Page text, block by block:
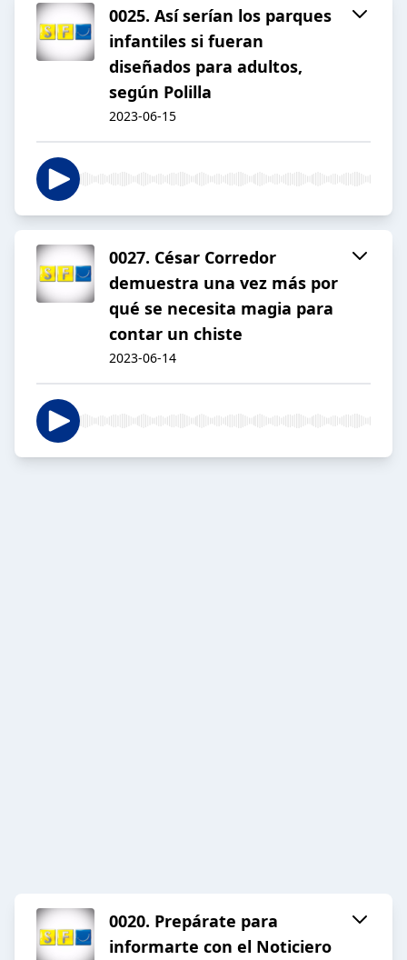
0025. Así serían los parques
infantiles si fueran
diseñados para adultos,
según Polilla
2023-06-15
0027. César Corredor
demuestra una vez más por
qué se necesita magia para
contar un chiste
2023-06-14
0020. Prepárate para
informarte con el Noticiero